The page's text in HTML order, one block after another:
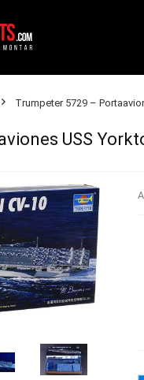
Trumpeter 5729 –
USS